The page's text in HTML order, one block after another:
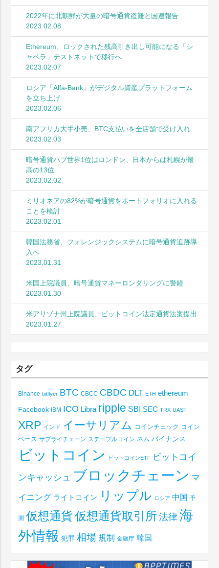
2022年に北朝鮮が大量の暗号通貨盗難と国連報告
2023.02.08
Ethereum、ロックされた残高引き出し可能になる「シ
ャペラ」テストネットで移行へ
2023.02.07
ロシア「Alfa-Bank」がデジタル資産プラットフォーム
を立ち上げ
2023.02.06
南アフリカ大手小売、BTC支払いを全店舗で受け入れ
2023.02.03
暗号通貨ハブ世界1位はロンドン、日本からは札幌が最
高の13位
2023.02.02
ミリオネアの82%が暗号通貨をポートフォリオに入れる
ことを検討
2023.02.01
韓国法務省、フォレンジックシステムに暗号通貨追跡導
入へ
2023.01.31
米国上院議員、暗号通貨マネーロンダリングに警鐘
2023.01.30
米アリゾナ州上院議員、ビットコイン法定通貨法案提出
2023.01.27
タグ
Binance bitflyer BTC CBCC CBDC DLT ETH ethereum
Facebook IBM ICO Libra ripple SBI SEC TRX UASF
XRP インド イーサリアム コインチェック コイン
ベース サプライチェーン ステーブルコイン ネム バイナンス
ビットコイン ビットコインETF ビットコイ
ンキャッシュ ブロックチェーン マ
イニング ライトコイン リップル ロシア 中国 予
測 仮想通貨仮想通貨取引所 法律 海
外情報 犯罪 相場 規制 金融庁 韓国